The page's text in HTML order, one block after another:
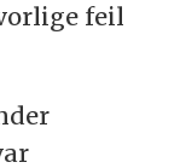
feil